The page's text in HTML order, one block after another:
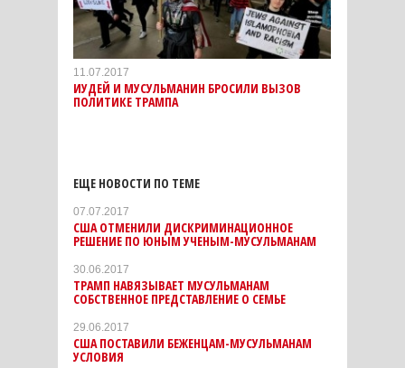
11.07.2017
ИУДЕЙ И МУСУЛЬМАНИН БРОСИЛИ ВЫЗОВ
ПОЛИТИКЕ ТРАМПА
ЕЩЕ НОВОСТИ ПО ТЕМЕ
07.07.2017
США ОТМЕНИЛИ ДИСКРИМИНАЦИОННОЕ
РЕШЕНИЕ ПО ЮНЫМ УЧЕНЫМ-МУСУЛЬМАНАМ
30.06.2017
ТРАМП НАВЯЗЫВАЕТ МУСУЛЬМАНАМ
СОБСТВЕННОЕ ПРЕДСТАВЛЕНИЕ О СЕМЬЕ
29.06.2017
США ПОСТАВИЛИ БЕЖЕНЦАМ-МУСУЛЬМАНАМ
УСЛОВИЯ